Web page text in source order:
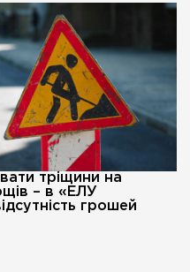
тріщини на
– в «ЕЛУ
грошей